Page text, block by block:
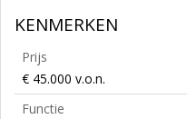
KENMERKEN
Prijs
€ 45.000 v.o.n.
Functie